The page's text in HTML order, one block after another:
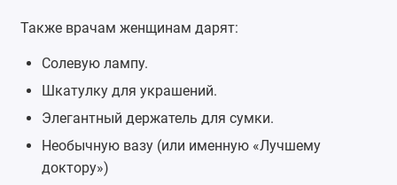
Также врачам женщинам дарят:
Солевую лампу.
Шкатулку для украшений.
Элегантный держатель для сумки.
Необычную вазу (или именную «Лучшему
доктору»)